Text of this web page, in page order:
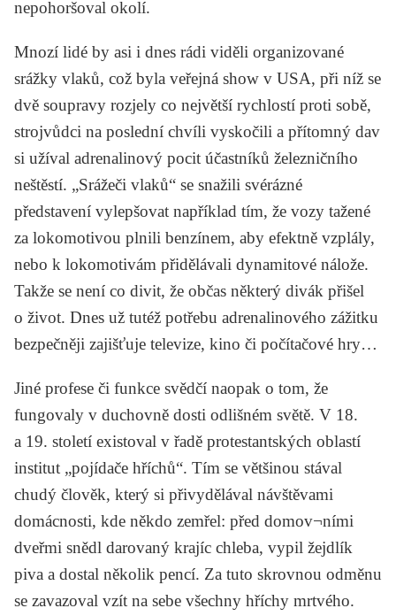
nepohoršoval okolí.
Mnozí lidé by asi i dnes rádi viděli organizované
srážky vlaků, což byla veřejná show v USA, při níž se
dvě soupravy rozjely co největší rychlostí proti sobě,
strojvůdci na poslední chvíli vyskočili a přítomný dav
si užíval adrenalinový pocit účastníků železničního
neštěstí. „Srážeči vlaků“ se snažili svérázné
představení vylepšovat například tím, že vozy tažené
za lokomotivou plnili benzínem, aby efektně vzplály,
nebo k lokomotivám přidělávali dynamitové nálože.
Takže se není co divit, že občas některý divák přišel
o život. Dnes už tutéž potřebu adrenalinového zážitku
bezpečněji zajišťuje televize, kino či počítačové hry…
Jiné profese či funkce svědčí naopak o tom, že
fungovaly v duchovně dosti odlišném světě. V 18.
a 19. století existoval v řadě protestantských oblastí
institut „pojídače hříchů“. Tím se většinou stával
chudý člověk, který si přivydělával návštěvami
domácnosti, kde někdo zemřel: před domov¬ními
dveřmi snědl darovaný krajíc chleba, vypil žejdlík
piva a dostal několik pencí. Za tuto skrovnou odměnu
se zavazoval vzít na sebe všechny hříchy mrtvého.